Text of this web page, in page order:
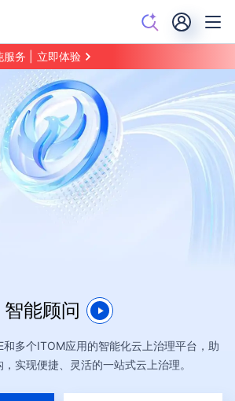
服务 立即体验
智能顾问
和多个ITOM应用的智能化云上治理平台，助
实现便捷、灵活的一站式云上治理。